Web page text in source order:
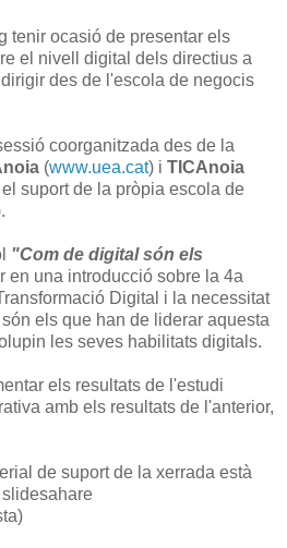
tenir ocasió de presentar els
el nivell digital dels directius a
des de l'escola de negocis
coorganitzada des de la
(www.uea.cat) i TICAnoia
suport de la pròpia escola de
"Com de digital són els
en una introducció sobre la 4a
Digital i la necessitat
els que han de liderar aquesta
les seves habilitats digitals.
els resultats de l'estudi
amb els resultats de l'anterior,
de suport de la xerrada està